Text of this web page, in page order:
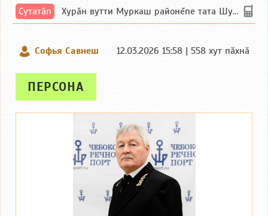
Сутатӑп Хурăн вутти Муркаш районĕпе тата Шупашкар районĕнчи Ишлей тăрăхĕпе сутатăп. Ха...
Софья Савнеш 12.03.2026 15:58 | 558 хут пӑхнӑ
ПЕРСОНА